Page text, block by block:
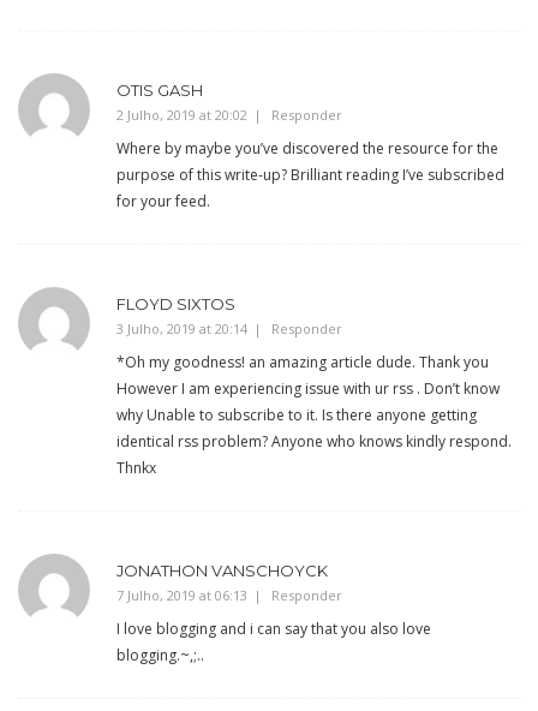
OTIS GASH
2 Julho, 2019 at 20:02 Responder
Where by maybe you’ve discovered the resource for the
purpose of this write-up? Brilliant reading I’ve subscribed
for your feed.
FLOYD SIXTOS
3 Julho, 2019 at 20:14 Responder
*Oh my goodness! an amazing article dude. Thank you
However I am experiencing issue with ur rss . Don’t know
why Unable to subscribe to it. Is there anyone getting
identical rss problem? Anyone who knows kindly respond.
Thnkx
JONATHON VANSCHOYCK
7 Julho, 2019 at 06:13 Responder
I love blogging and i can say that you also love
blogging.~,;..